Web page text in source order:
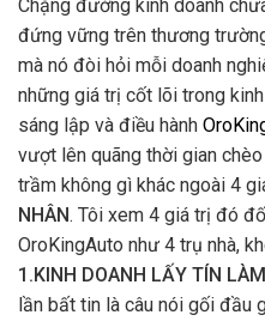
Chặng đường kinh doanh
đứng vững trên thương
mà nó đòi hỏi mỗi doanh
những giá trị cốt lõi trong
sáng lập và điều hành
vượt lên quãng thời gian
trầm không gì khác ngoài 4
NHÂN. Tôi xem 4 giá trị đó
OroKingAuto như 4 trụ nhà,
1.KINH DOANH LẤY TÍN
lần bất tin là câu nói gối đầu